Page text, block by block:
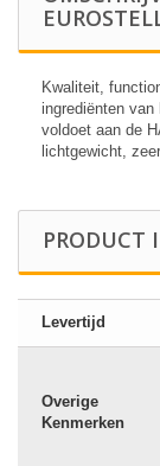
Kwaliteit,
ingrediënten
voldoet aan de
lichtgewicht,
PRODUCT
Levertijd
Overige
Kenmerken